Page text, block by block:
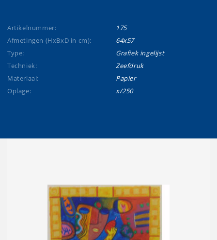
Artikelnummer:
175
Afmetingen (HxBxD in cm):
64x57
Type:
Grafiek ingelijst
Techniek:
Zeefdruk
Materiaal:
Papier
Oplage:
x/250